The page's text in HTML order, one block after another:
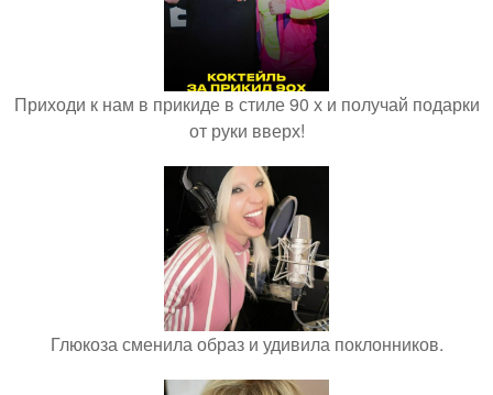
Приходи к нам в прикиде в стиле 90 х и получай подарки
от руки вверх!
Глюкоза сменила образ и удивила поклонников.